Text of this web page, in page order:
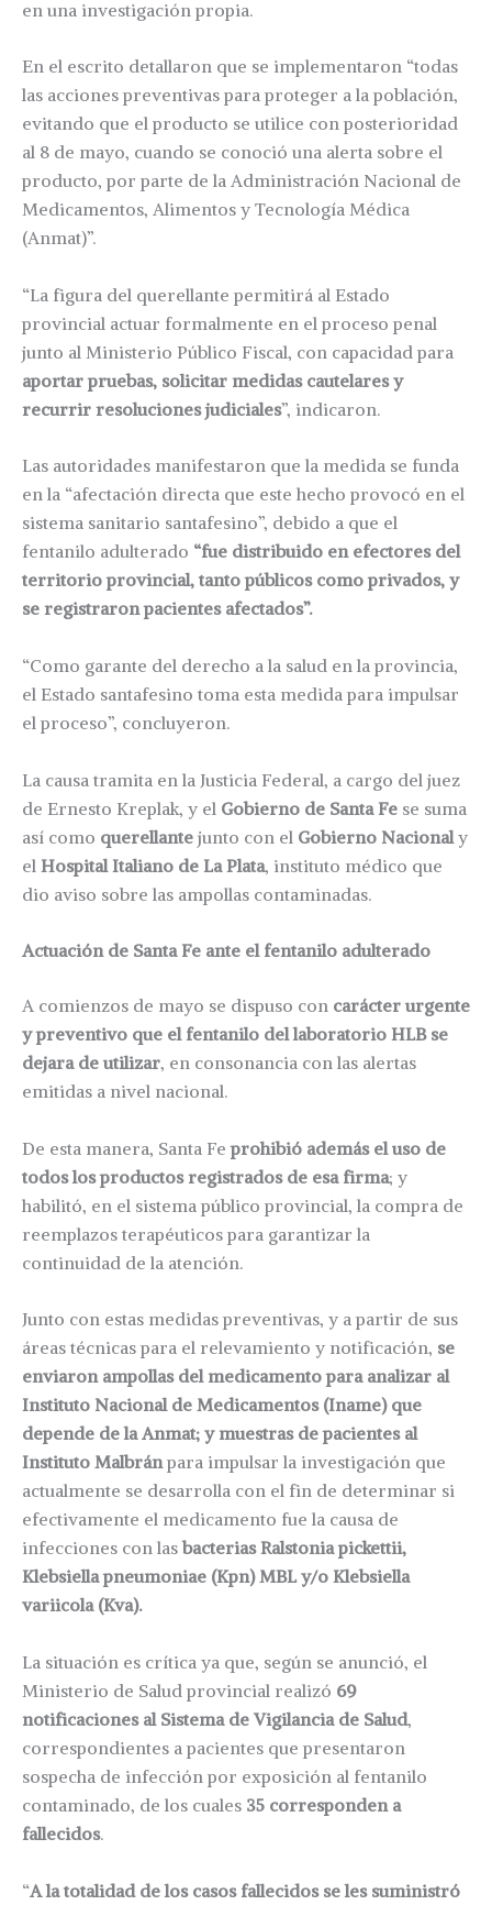
en una investigación propia.
En el escrito detallaron que se implementaron “todas
las acciones preventivas para proteger a la población,
evitando que el producto se utilice con posterioridad
al 8 de mayo, cuando se conoció una alerta sobre el
producto, por parte de la Administración Nacional de
Medicamentos, Alimentos y Tecnología Médica
(Anmat)”.
“La figura del querellante permitirá al Estado
provincial actuar formalmente en el proceso penal
junto al Ministerio Público Fiscal, con capacidad para
aportar pruebas, solicitar medidas cautelares y
recurrir resoluciones judiciales”, indicaron.
Las autoridades manifestaron que la medida se funda
en la “afectación directa que este hecho provocó en el
sistema sanitario santafesino”, debido a que el
fentanilo adulterado “fue distribuido en efectores del
territorio provincial, tanto públicos como privados, y
se registraron pacientes afectados”.
“Como garante del derecho a la salud en la provincia,
el Estado santafesino toma esta medida para impulsar
el proceso”, concluyeron.
La causa tramita en la Justicia Federal, a cargo del juez
de Ernesto Kreplak, y el Gobierno de Santa Fe se suma
así como querellante junto con el Gobierno Nacional y
el Hospital Italiano de La Plata, instituto médico que
dio aviso sobre las ampollas contaminadas.
Actuación de Santa Fe ante el fentanilo adulterado
A comienzos de mayo se dispuso con carácter urgente
y preventivo que el fentanilo del laboratorio HLB se
dejara de utilizar, en consonancia con las alertas
emitidas a nivel nacional.
De esta manera, Santa Feprohibió además el uso de
todos los productos registrados de esa firma; y
habilitó, en el sistema público provincial, la compra de
reemplazos terapéuticos para garantizar la
continuidad de la atención.
Junto con estas medidas preventivas, y a partir de sus
áreas técnicas para el relevamiento y notificación, se
enviaron ampollas del medicamento para analizar al
Instituto Nacional de Medicamentos (Iname) que
depende de la Anmat; y muestras de pacientes al
Instituto Malbránpara impulsar la investigación que
actualmente se desarrolla con el fin de determinar si
efectivamente el medicamento fue la causa de
infecciones con lasbacterias Ralstonia pickettii,
Klebsiella pneumoniae (Kpn) MBL y/o Klebsiella
variicola (Kva).
La situación es crítica ya que, según se anunció, el
Ministerio de Salud provincial realizó 69
notificaciones al Sistema de Vigilancia de Salud,
correspondientes a pacientes que presentaron
sospecha de infección por exposición al fentanilo
contaminado, de los cuales 35 corresponden a
fallecidos.
“A la totalidad de los casos fallecidos se les suministró